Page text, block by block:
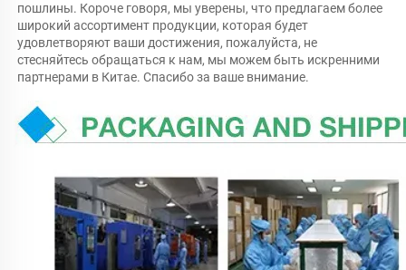
пошлины. Короче говоря, мы уверены, что предлагаем более
широкий ассортимент продукции, которая будет
удовлетворяют ваши достижения, пожалуйста, не
стесняйтесь обращаться к нам, мы можем быть искренними
партнерами в Китае. Спасибо за ваше внимание.